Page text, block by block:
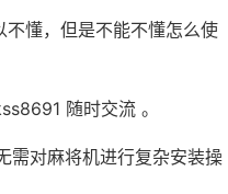
懂，但是不能不懂怎么使
随时交流 。
需对麻将机进行复杂安装操